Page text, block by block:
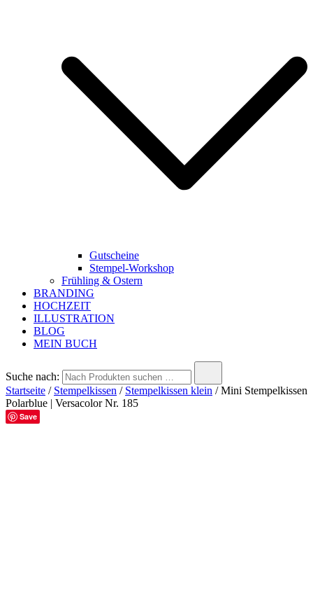
Gutscheine
Stempel-Workshop
Frühling & Ostern
BRANDING
HOCHZEIT
ILLUSTRATION
BLOG
MEIN BUCH
Suche nach:
Startseite / Stempelkissen / Stempelkissen klein / Mini Stempelkissen
Polarblue | Versacolor Nr. 185
Save